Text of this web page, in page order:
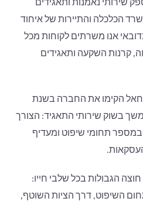
הכלכלה והתיירות של איחוד
אנו משרתים לקוחות מכל
קרנות השקעה ותאגידים
הקימו את החברה בשנת
בשוק שירותי התאגיד: הצורך
תחומי שיפוט ומעדיף
הגבולות בכל שלבי חייו:
השיפוט, דרך הציות השוטף,